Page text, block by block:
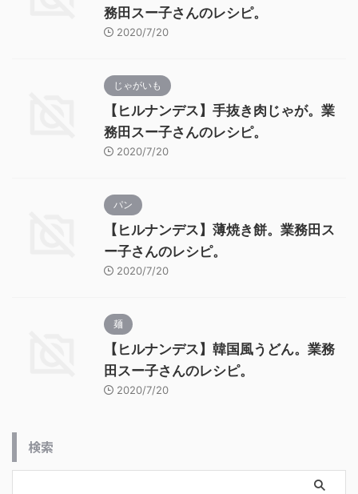
務田スー子さんのレシピ。
2020/7/20
じゃがいも
【ヒルナンデス】手抜き肉じゃが。業
務田スー子さんのレシピ。
2020/7/20
パン
【ヒルナンデス】薄焼き餅。業務田ス
ー子さんのレシピ。
2020/7/20
麺
【ヒルナンデス】韓国風うどん。業務
田スー子さんのレシピ。
2020/7/20
検索